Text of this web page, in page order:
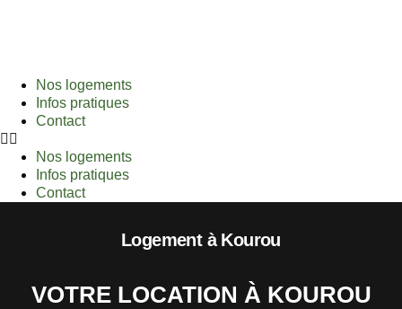
Nos logements
Infos pratiques
Contact
Nos logements
Infos pratiques
Contact
Logement à Kourou
VOTRE LOCATION À KOUROU